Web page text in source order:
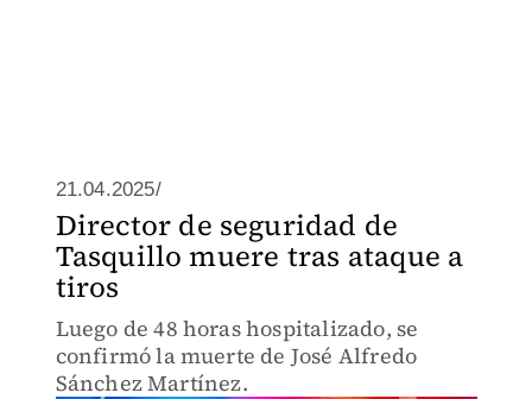
21.04.2025/
Director de seguridad de
Tasquillo muere tras ataque a
tiros
Luego de 48 horas hospitalizado, se
confirmó la muerte de José Alfredo
Sánchez Martínez.